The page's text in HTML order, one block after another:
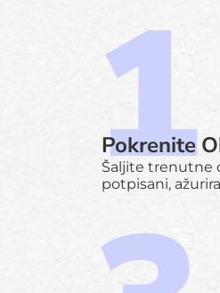
Pokrenite
Šaljite trenutne
potpisani,